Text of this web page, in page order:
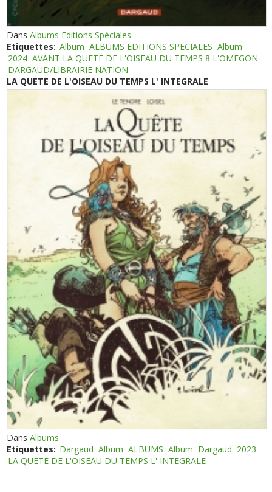
DansAlbums Editions Spéciales
Etiquettes: Album ALBUMS EDITIONS SPECIALES Album
2024 AVANT LA QUETE DE L'OISEAU DU TEMPS 8 L'OMEGON
DARGAUD/LIBRAIRIE NATION
LA QUETE DE L'OISEAU DU TEMPS L' INTEGRALE
DansAlbums
Etiquettes: Dargaud Album ALBUMS Album Dargaud 2023
LA QUETE DE L'OISEAU DU TEMPS L' INTEGRALE